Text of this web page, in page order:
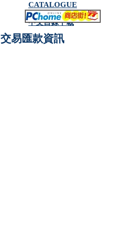
CATALOGUE
中文目錄下載
交易匯款資訊